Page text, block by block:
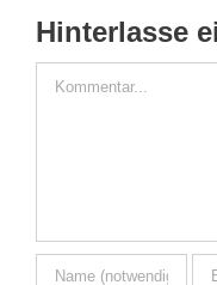
Hinterlasse
Kommentar